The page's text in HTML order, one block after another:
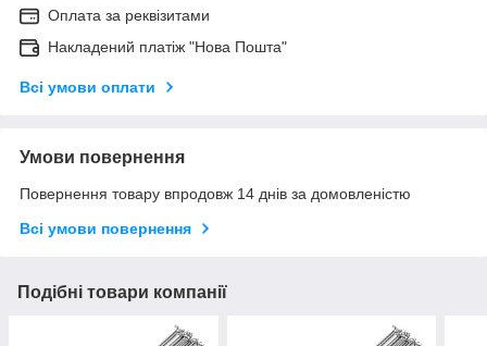
Оплата за реквізитами
Накладений платіж "Нова Пошта"
Всі умови оплати
Умови повернення
Повернення товару впродовж 14 днів за домовленістю
Всі умови повернення
Подібні товари компанії